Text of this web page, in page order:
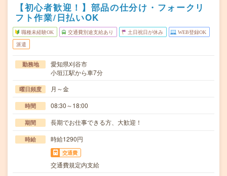
【初心者歓迎！】部品の仕分け・フォークリ
フト作業/日払いOK
職種未経験OK 交通費別途支給あり 土日祝日が休み WEB登録OK
派遣
勤務地
愛知県刈谷市
小垣江駅から車7分
曜日頻度 月～金
時間 08:30～18:00
期間 長期でお仕事できる方、大歓迎！
時給 時給1290円
交通費
交通費規定内支給